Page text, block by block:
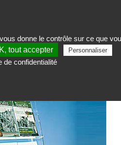
de documents> Présentoirs en
donne le contrôle sur ce que
tout accepter Personnaliser
de confidentialité